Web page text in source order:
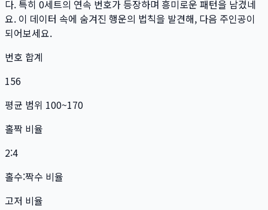
다. 특히 0세트의 연속 번호가 등장하며 흥미로운 패턴을 남겼네
요. 이 데이터 속에 숨겨진 행운의 법칙을 발견해, 다음 주인공이
되어보세요.
번호 합계
156
평균 범위 100~170
홀짝 비율
2:4
홀수:짝수 비율
고저 비율